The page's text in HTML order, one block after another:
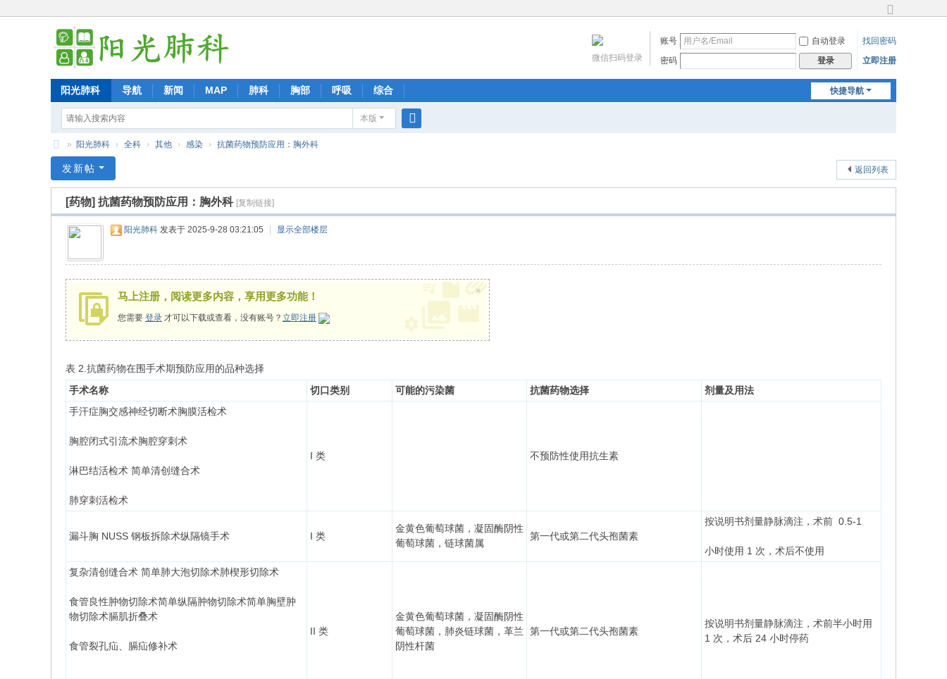
换
到
宽
账号 自动登录
找回密码
密码
登录 立即注册
微信扫码登录
快捷导航
阳光肺科 导航 新闻 MAP 肺科 胸部 呼吸 综合
本版
光
» 阳光肺科 › 全科 › 其他 › 感染 › 抗菌药物预防应用：胸外科
返回列表
发新帖
[药物] 抗菌药物预防应用：胸外科 [复制链接]
阳光肺科 发表于 2025-9-28 03:21:05 显示全部楼层
马上注册，阅读更多内容，享用更多功能！
您需要 登录 才可以下载或查看，没有账号？ 立即注册
×
表 2.抗菌药物在围手术期预防应用的品种选择
手术名称
切口类别 可能的污染菌 抗菌药物选择
剂量及用法
手汗症胸交感神经切断术胸膜活检术
胸腔闭式引流术胸腔穿刺术
淋巴结活检术 简单清创缝合术
肺穿刺活检术
I 类 不预防性使用抗生素
漏斗胸 NUSS 钢板拆除术纵隔镜手术 I 类
金黄色葡萄球菌，凝固酶阴性
葡萄球菌，链球菌属
第一代或第二代头孢菌素
按说明书剂量静脉滴注，术前 0.5-1
小时使用 1 次，术后不使用
复杂清创缝合术 简单肺大泡切除术肺楔形切除术
食管良性肿物切除术简单纵隔肿物切除术简单胸壁肿
物切除术膈肌折叠术
食管裂孔疝、膈疝修补术
II 类
金黄色葡萄球菌，凝固酶阴性
葡萄球菌，肺炎链球菌，革兰
阴性杆菌
第一代或第二代头孢菌素
按说明书剂量静脉滴注，术前半小时用
1 次，术后 24 小时停药